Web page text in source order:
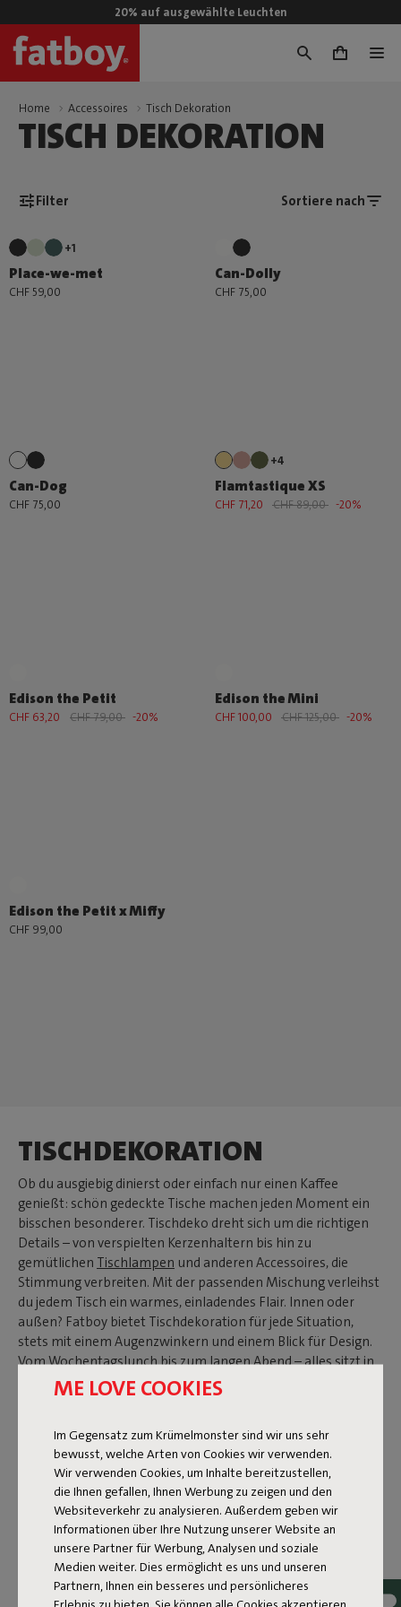
ME LOVE COOKIES
Im Gegensatz zum Krümelmonster sind wir uns sehr
bewusst, welche Arten von Cookies wir verwenden.
Wir verwenden Cookies, um Inhalte bereitzustellen,
die Ihnen gefallen, Ihnen Werbung zu zeigen und den
Websiteverkehr zu analysieren. Außerdem geben wir
Informationen über Ihre Nutzung unserer Website an
unsere Partner für Werbung, Analysen und soziale
Medien weiter. Dies ermöglicht es uns und unseren
Partnern, Ihnen ein besseres und persönlicheres
20% auf ausgewählte Leuchten
0
Home Accessoires Tisch Dekoration
TISCH DEKORATION
Filter Sortiere nach
+1
Place-we-met
CHF 59,00
Can-Dolly
CHF 75,00
Can-Dog
CHF 75,00
+4
Flamtastique XS
CHF 71,20 CHF 89,00 -20%
Edison the Petit
CHF 63,20 CHF 79,00 -20%
Edison the Mini
CHF 100,00 CHF 125,00 -20%
Edison the Petit x Miffy
CHF 99,00
TISCHDEKORATION
Ob du ausgiebig dinierst oder einfach nur einen Kaffee
genießt: schön gedeckte Tische machen jeden Moment ein
bisschen besonderer. Tischdeko dreht sich um die richtigen
Details – von verspielten Kerzenhaltern bis hin zu
gemütlichen Tischlampen und anderen Accessoires, die
Stimmung verbreiten. Mit der passenden Mischung verleihst
du jedem Tisch ein warmes, einladendes Flair. Innen oder
außen? Fatboy bietet Tischdekoration für jede Situation,
stets mit einem Augenzwinkern und einem Blick für Design.
Vom Wochentagslunch bis zum langen Abend – alles sitzt in
der Atmosphäre. Unsere Tischdeko sieht nicht nur gut aus,
sie ist auch praktisch. Kein Schnickschnack, dafür Charakter.
an dem man gerne verweilt.
IDEEN FÜR TISCHDEKO IM
INNENBEREICH
Bist du auf der Suche nach origineller Tischdekoration für
den Esstisch? DieCan‑dogundCan‑dollysind alles andere als